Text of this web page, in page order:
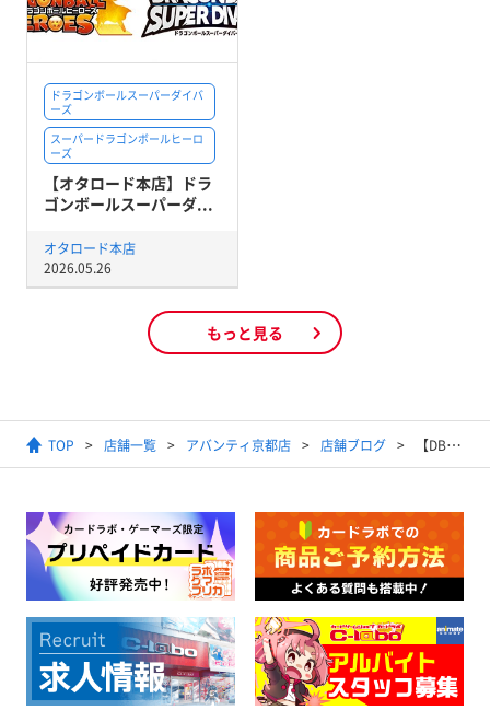
ドラゴンボールスーパーダイバ
ーズ
スーパードラゴンボールヒーロ
ーズ
【オタロード本店】ドラ
ゴンボールスーパーダ...
オタロード本店
2026.05.26
もっと見る
TOP 店舗一覧 アバンティ京都店 店舗ブログ 【DBH】買取表を作ったぞ！！！！